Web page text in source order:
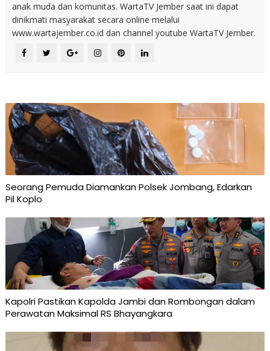
anak muda dan komunitas. WartaTV Jember saat ini dapat
dinikmati masyarakat secara online melalui
www.wartajember.co.id dan channel youtube WartaTV Jember.
Seorang Pemuda Diamankan Polsek Jombang, Edarkan
Pil Koplo
Kapolri Pastikan Kapolda Jambi dan Rombongan dalam
Perawatan Maksimal RS Bhayangkara